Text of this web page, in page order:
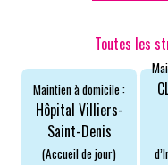
Toutes les
Maintien à domicile :
Hôpital Villiers-
Saint-Denis
(Accueil de jour)